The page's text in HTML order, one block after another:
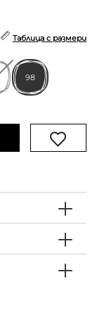
Таблица с размери
98